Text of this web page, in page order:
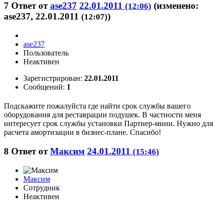
7 Ответ отase237 22.01.2011 (12:06) (изменено:
ase237, 22.01.2011 (12:07))
ase237
Пользователь
Неактивен
Зарегистрирован: 22.01.2011
Сообщений: 1
Подскажите пожалуйста где найти срок службы вашего
оборудования для реставрации подушек. В частности меня
интересует срок службы установки Партнер-мини. Нужно для
расчета амортизации в бизнес-плане. Спасибо!
8 Ответ отМаксим 24.01.2011 (15:46)
Максим
Сотрудник
Неактивен